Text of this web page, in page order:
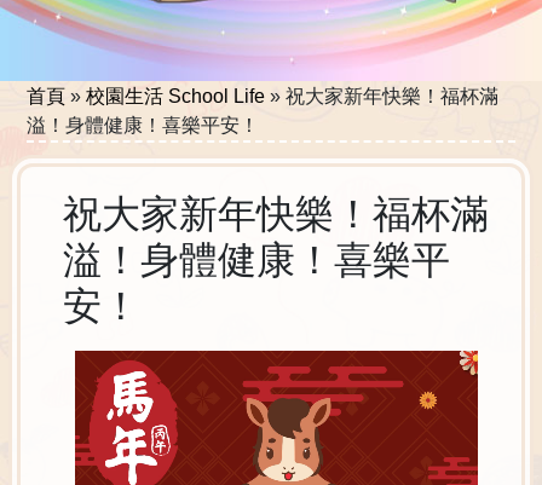
首頁 »校園生活 School Life »祝大家新年快樂！福杯滿
溢！身體健康！喜樂平安！
祝大家新年快樂！福杯滿
溢！身體健康！喜樂平
安！